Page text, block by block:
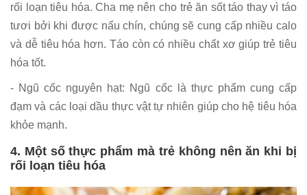
rối loạn tiêu hóa. Cha mẹ nên cho trẻ ăn sốt táo thay vì táo
tươi bởi khi được nấu chín, chúng sẽ cung cấp nhiều calo
và dễ tiêu hóa hơn. Táo còn có nhiều chất xơ giúp trẻ tiêu
hóa tốt.
- Ngũ cốc nguyên hạt: Ngũ cốc là thực phẩm cung cấp
đạm và các loại dầu thực vật tự nhiên giúp cho hệ tiêu hóa
khỏe mạnh.
4. Một số thực phẩm mà trẻ không nên ăn khi bị
rối loạn tiêu hóa